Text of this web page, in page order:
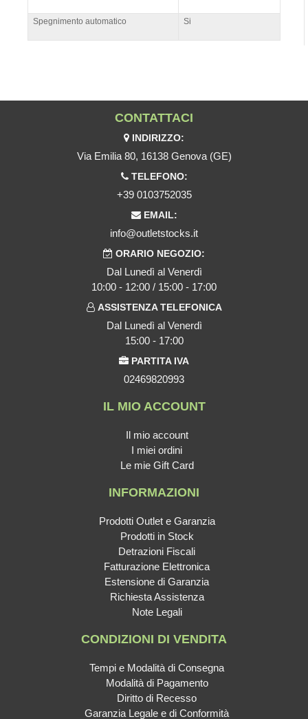
Spegnimento automatico Si
CONTATTACI
INDIRIZZO:
Via Emilia 80, 16138 Genova (GE)
TELEFONO:
+39 0103752035
EMAIL:
info@outletstocks.it
ORARIO NEGOZIO:
Dal Lunedì al Venerdì
10:00 - 12:00 / 15:00 - 17:00
ASSISTENZA TELEFONICA
Dal Lunedì al Venerdì
15:00 - 17:00
PARTITA IVA
02469820993
IL MIO ACCOUNT
Il mio account
I miei ordini
Le mie Gift Card
INFORMAZIONI
Prodotti Outlet e Garanzia
Prodotti in Stock
Detrazioni Fiscali
Fatturazione Elettronica
Estensione di Garanzia
Richiesta Assistenza
Note Legali
CONDIZIONI DI VENDITA
Tempi e Modalità di Consegna
Modalità di Pagamento
Diritto di Recesso
Garanzia Legale e di Conformità